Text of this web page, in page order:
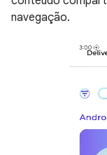
navegação.